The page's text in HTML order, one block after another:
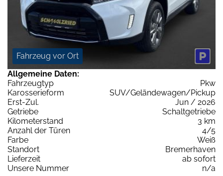
Fahrzeug vor Ort
Allgemeine Daten:
Fahrzeugtyp
Pkw
Karosserieform
SUV/Geländewagen/Pickup
Erst-Zul.
Jun / 2026
Getriebe
Schaltgetriebe
Kilometerstand
3 km
Anzahl der Türen
4/5
Farbe
Weiß
Standort
Bremerhaven
Lieferzeit
ab sofort
Unsere Nummer
n/a